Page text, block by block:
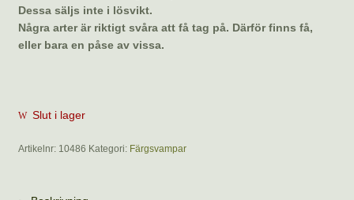
Dessa säljs inte i lösvikt.
Några arter är riktigt svåra att få tag på. Därför finns få,
eller bara en påse av vissa.
Slut i lager
Artikelnr: 10486 Kategori: Färgsvampar